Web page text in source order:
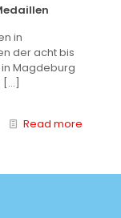
in
der acht bis
Magdeburg
[…]
Read more